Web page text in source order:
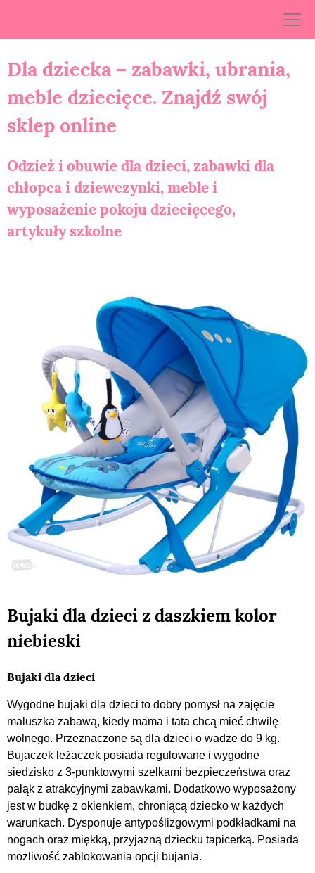
Dla dziecka – zabawki, ubrania,
meble dziecięce. Znajdź swój
sklep online
Odzież i obuwie dla dzieci, zabawki dla
chłopca i dziewczynki, meble i
wyposażenie pokoju dziecięcego,
artykuły szkolne
Bujaki dla dzieci z daszkiem kolor
niebieski
Bujaki dla dzieci
Wygodne bujaki dla dzieci to dobry pomysł na zajęcie
maluszka zabawą, kiedy mama i tata chcą mieć chwilę
wolnego. Przeznaczone są dla dzieci o wadze do 9 kg.
Bujaczek leżaczek posiada regulowane i wygodne
siedzisko z 3-punktowymi szelkami bezpieczeństwa oraz
pałąk z atrakcyjnymi zabawkami. Dodatkowo wyposażony
jest w budkę z okienkiem, chroniącą dziecko w każdych
warunkach. Dysponuje antypoślizgowymi podkładkami na
nogach oraz miękką, przyjazną dziecku tapicerką. Posiada
możliwość zablokowania opcji bujania.